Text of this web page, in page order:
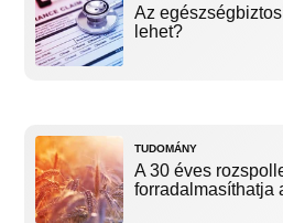
Az
lehet?
TUDOMÁNY
A 30 éves
forradalmasíthatja